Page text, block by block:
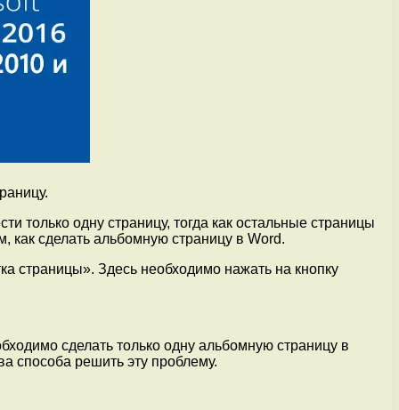
только одну страницу, тогда как остальные страницы
как сделать альбомную страницу в Word.
страницы». Здесь необходимо нажать на кнопку
сделать только одну альбомную страницу в
способа решить эту проблему.